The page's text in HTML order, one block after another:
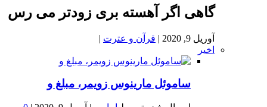
گاهی اگر آهسته بری زودتر می رس
آوریل 9, 2020 | قرآن و عترت |
اخیر
ساموئل مارینوس زویمر، مبلغ و